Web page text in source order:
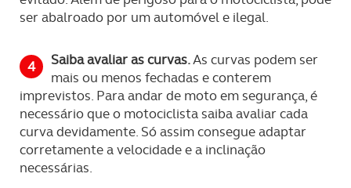
ser abalroado por um automóvel e ilegal.
Saiba avaliar as curvas.As curvas podem ser
mais ou menos fechadas e conterem
imprevistos. Para andar de moto em segurança, é
necessário que o motociclista saiba avaliar cada
curva devidamente. Só assim consegue adaptar
corretamente a velocidade e a inclinação
necessárias.